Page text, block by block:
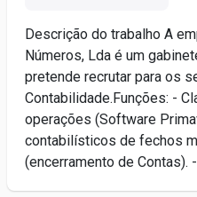
Descrição do trabalho A
Números, Lda é um
pretende recrutar para os
Contabilidade.Funções: -
operações (Software
contabilísticos de fechos
(encerramento de Contas). -